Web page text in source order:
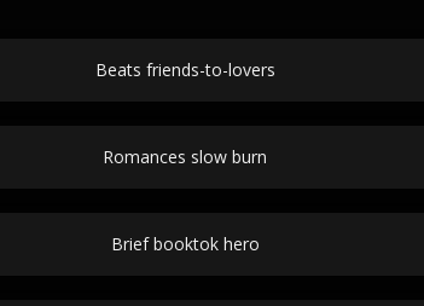
Beats friends-to-lovers
Romances slow burn
Brief booktok hero